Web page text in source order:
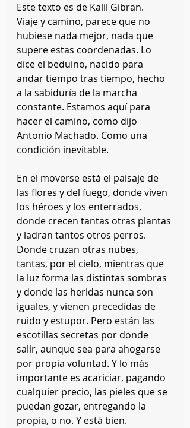
Este texto es de Kalil Gibran.
Viaje y camino, parece que no
hubiese nada mejor, nada que
supere estas coordenadas. Lo
dice el beduino, nacido para
andar tiempo tras tiempo, hecho
a la sabiduría de la marcha
constante. Estamos aquí para
hacer el camino, como dijo
Antonio Machado. Como una
condición inevitable.
En el moverse está el paisaje de
las flores y del fuego, donde viven
los héroes y los enterrados,
donde crecen tantas otras plantas
y ladran tantos otros perros.
Donde cruzan otras nubes,
tantas, por el cielo, mientras que
la luz forma las distintas sombras
y donde las heridas nunca son
iguales, y vienen precedidas de
ruido y estupor. Pero están las
escotillas secretas por donde
salir, aunque sea para ahogarse
por propia voluntad. Y lo más
importante es acariciar, pagando
cualquier precio, las pieles que se
puedan gozar, entregando la
propia, o no. Y está bien.